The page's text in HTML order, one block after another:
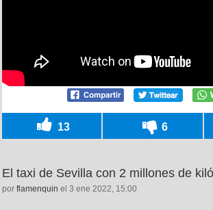
13 6
El taxi de Sevilla con 2 millones de
por flamenquin el 3 ene 2022, 15:00